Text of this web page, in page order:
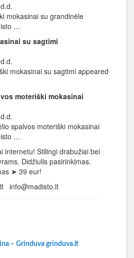
mokasinai su grandinėle
…
su sagtimi
mokasinai su sagtimi appeared
moteriški mokasinai
spalvos moteriški mokasinai
…
internetu! Stilingi drabužiai bei
Didžiulis pasirinkimas.
➤ 39 eur!
info@madisto.lt
– Grinduva grinduva.lt